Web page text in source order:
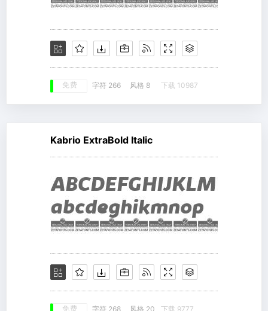
免费 字符 266 风格 8 下载 10987
Kabrio ExtraBold Italic
字符 268 风格 20 下载 9777